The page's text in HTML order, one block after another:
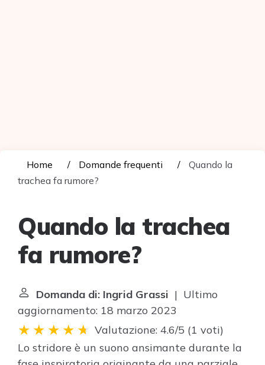
Home Domande frequenti
Quando la
trachea fa rumore?
Quando la trachea
fa rumore?
Domanda di: Ingrid Grassi | Ultimo
aggiornamento: 18 marzo 2023
Valutazione: 4.6/5 (1 voti)
Lo stridore è un suono ansimante durante la